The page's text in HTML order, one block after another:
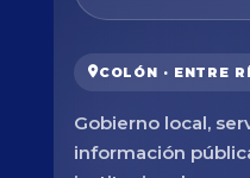
COLÓN · ENTRE
Gobierno local,
información